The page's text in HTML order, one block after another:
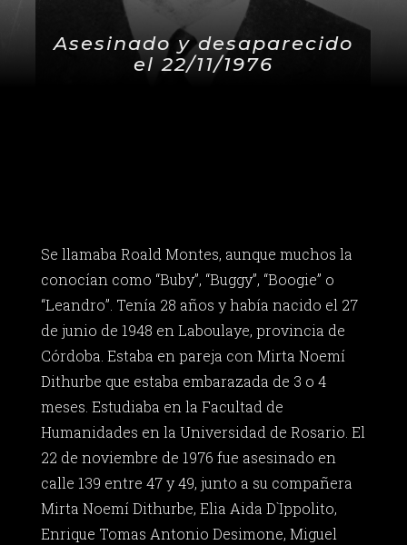
Asesinado y desaparecido
el 22/11/1976
Se llamaba Roald Montes, aunque muchos la
conocían como “Buby”, “Buggy”, “Boogie” o
“Leandro”. Tenía 28 años y había nacido el 27
de junio de 1948 en Laboulaye, provincia de
Córdoba. Estaba en pareja con Mirta Noemí
Dithurbe que estaba embarazada de 3 o 4
meses. Estudiaba en la Facultad de
Humanidades en la Universidad de Rosario. El
22 de noviembre de 1976 fue asesinado en
calle 139 entre 47 y 49, junto a su compañera
Mirta Noemí Dithurbe, Elia Aida D`Ippolito,
Enrique Tomas Antonio Desimone, Miguel